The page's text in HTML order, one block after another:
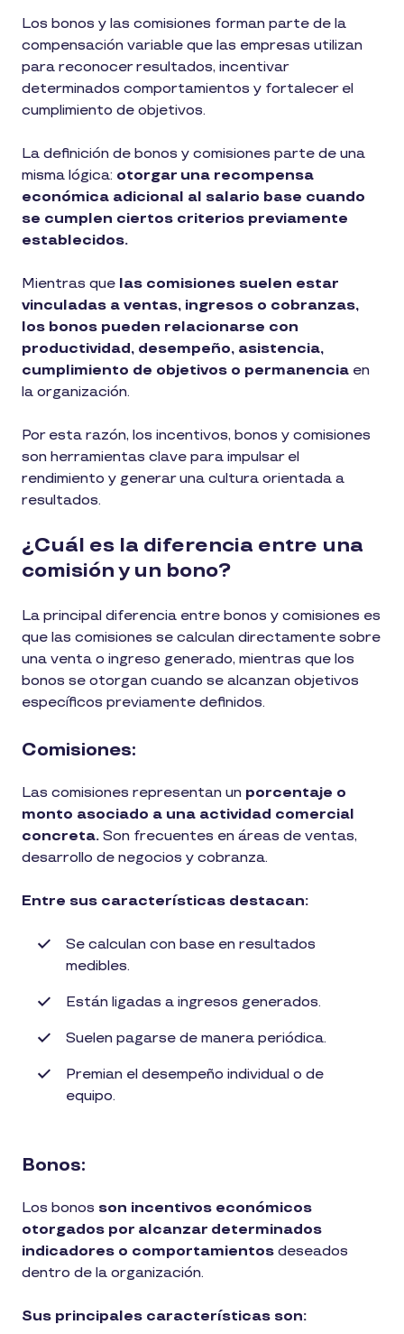
Los bonos y las comisiones forman parte de la
compensación variable que las empresas utilizan
para reconocer resultados, incentivar
determinados comportamientos y fortalecer el
cumplimiento de objetivos.
La definición de bonos y comisiones parte de una
misma lógica: otorgar una recompensa
económica adicional al salario base cuando
se cumplen ciertos criterios previamente
establecidos.
Mientras que las comisiones suelen estar
vinculadas a ventas, ingresos o cobranzas,
los bonos pueden relacionarse con
productividad, desempeño, asistencia,
cumplimiento de objetivos o permanencia en
la organización.
Por esta razón, los incentivos, bonos y comisiones
son herramientas clave para impulsar el
rendimiento y generar una cultura orientada a
resultados.
¿Cuál es la diferencia entre una
comisión y un bono?
La principal diferencia entre bonos y comisiones es
que las comisiones se calculan directamente sobre
una venta o ingreso generado, mientras que los
bonos se otorgan cuando se alcanzan objetivos
específicos previamente definidos.
Comisiones:
Las comisiones representan un porcentaje o
monto asociado a una actividad comercial
concreta. Son frecuentes en áreas de ventas,
desarrollo de negocios y cobranza.
Entre sus características destacan:
Se calculan con base en resultados
medibles.
Están ligadas a ingresos generados.
Suelen pagarse de manera periódica.
Premian el desempeño individual o de
equipo.
Bonos:
Los bonos son incentivos económicos
otorgados por alcanzar determinados
indicadores o comportamientos deseados
dentro de la organización.
Sus principales características son: